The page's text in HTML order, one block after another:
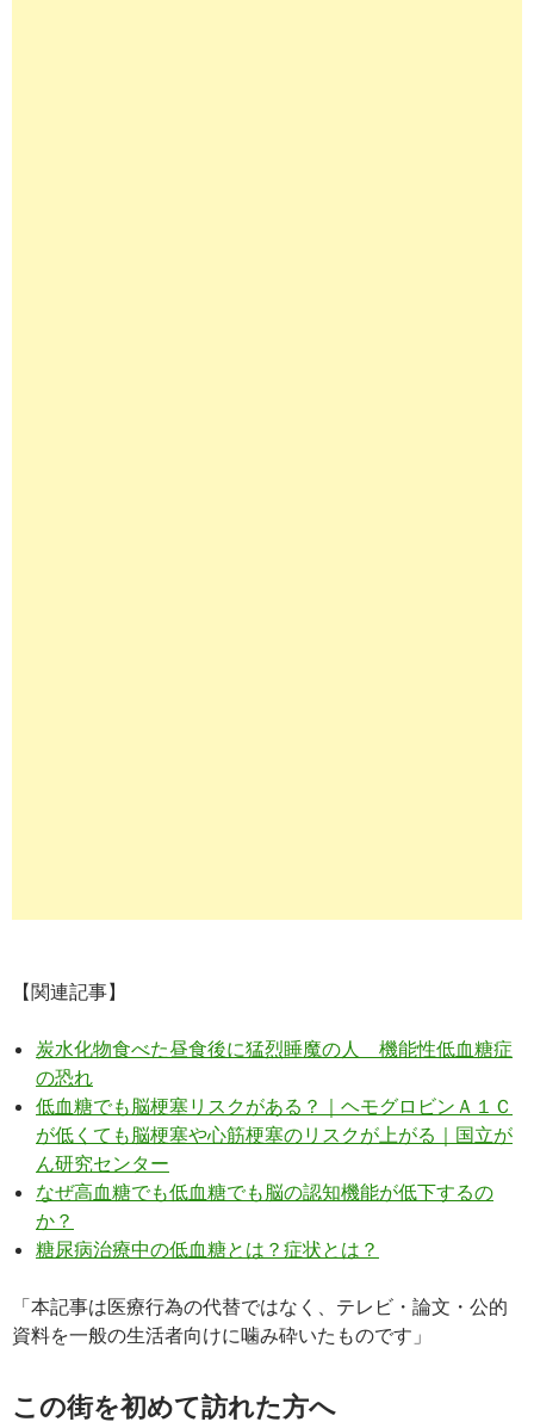
【関連記事】
炭水化物食べた昼食後に猛烈睡魔の人 機能性低血糖症
の恐れ
低血糖でも脳梗塞リスクがある？｜ヘモグロビンＡ１Ｃ
が低くても脳梗塞や心筋梗塞のリスクが上がる｜国立が
ん研究センター
なぜ高血糖でも低血糖でも脳の認知機能が低下するの
か？
糖尿病治療中の低血糖とは？症状とは？
「本記事は医療行為の代替ではなく、テレビ・論文・公的
資料を一般の生活者向けに噛み砕いたものです」
この街を初めて訪れた方へ